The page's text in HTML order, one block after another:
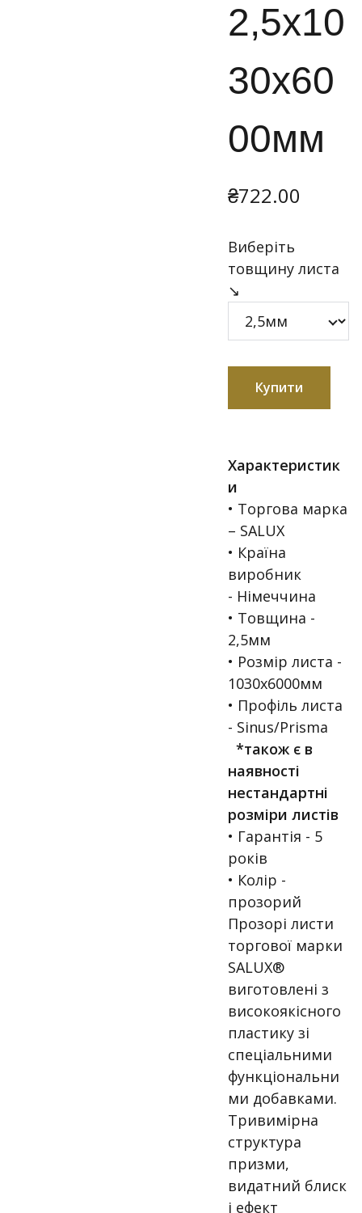
2,5x10
30x60
00мм
₴722.00
Виберіть
товщину листа
↘
Купити
Характеристик
и
• Торгова марка
– SALUX
• Країна
виробник
- Німеччина
• Товщина -
2,5мм
• Розмір листа -
1030x6000мм
• Профіль листа
- Sinus/Prisma
*також є в
наявності
нестандартні
розміри листів
• Гарантія - 5
років
• Колір -
прозорий
Прозорі листи
торгової марки
SALUX®
виготовлені з
високоякісного
пластику зі
спеціальними
функціональни
ми добавками.
Тривимірна
структура
призми,
видатний блиск
і ефект